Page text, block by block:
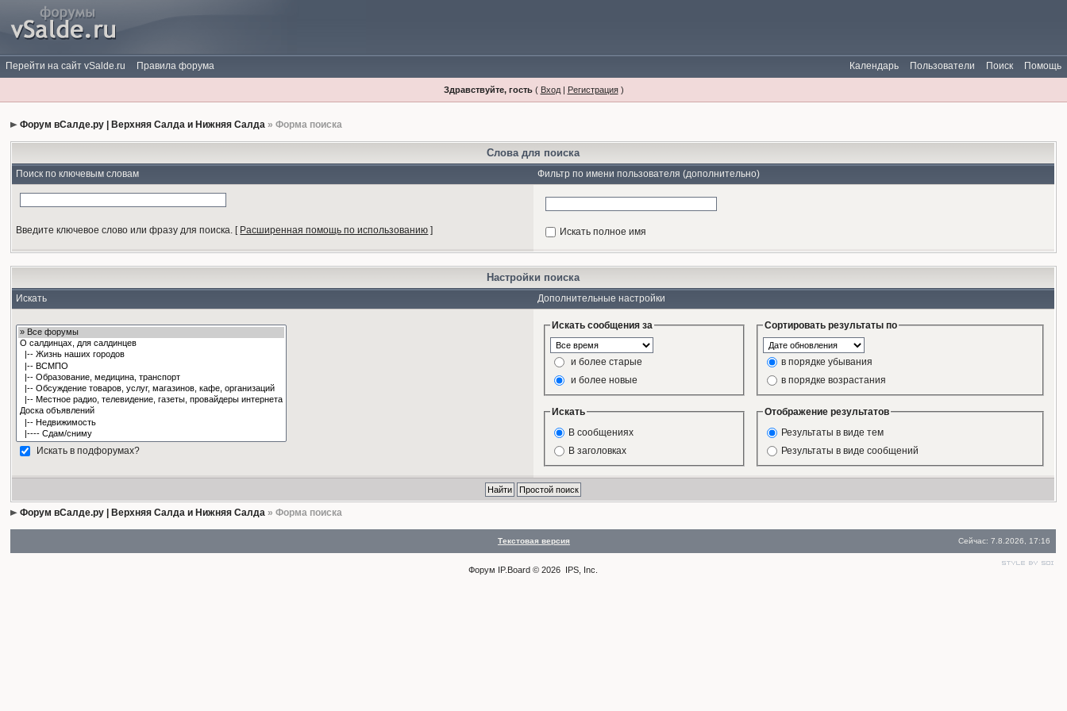
Перейти на сайт vSalde.ru Правила форума Помощь
Поиск
Пользователи
Календарь
Здравствуйте, гость( Вход| Регистрация)
Форум вСалде.ру | Верхняя Салда и Нижняя Салда » Форма поиска
Слова для поиска
Поиск по ключевым словам Фильтр по имени пользователя (дополнительно)
Введите ключевое слово или фразу для поиска. [ Расширенная помощь по использованию ] Искать полное имя
Настройки поиска
Искать Дополнительные настройки
Искать в подфорумах?
Искать сообщения за
и более старые
и более новые
Сортировать результаты по
в порядке убывания
в порядке возрастания
Искать
В сообщениях
В заголовках
Отображение результатов
Результаты в виде тем
Результаты в виде сообщений
Форум вСалде.ру | Верхняя Салда и Нижняя Салда » Форма поиска
Текстовая версия Сейчас: 7.8.2026, 17:16
Форум IP.Board © 2026 IPS, Inc